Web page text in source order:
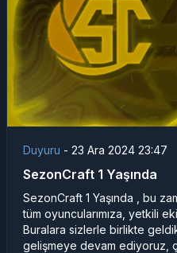
Duyuru - 23 Ara 2024 23:47
SezonCraft 1 Yaşında
SezonCraft 1 Yaşında , bu
tüm oyuncularımıza, yetkili
Buralara sizlerle birlikte
gelişmeye devam ediyoruz,